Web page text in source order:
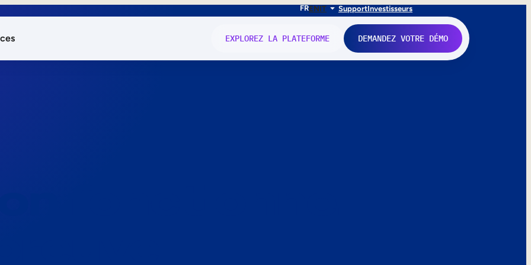
FRENIT SupportInvestisseurs
EXPLOREZ LA PLATEFORME DEMANDEZ VOTRE DÉMO